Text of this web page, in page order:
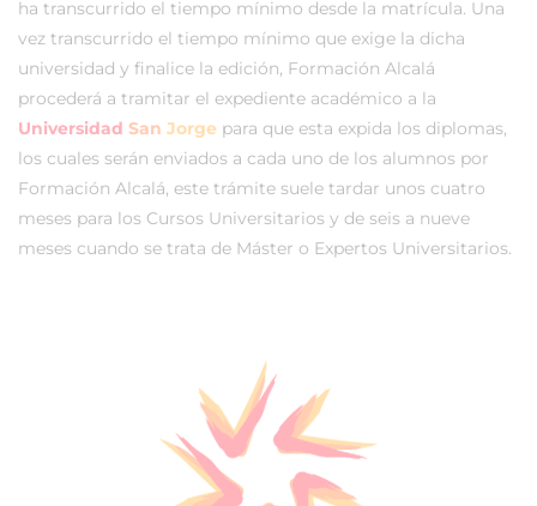
ha transcurrido el tiempo mínimo desde la matrícula. Una
vez transcurrido el tiempo mínimo que exige la dicha
universidad y finalice la edición, Formación Alcalá
procederá a tramitar el expediente académico a la
Universidad San Jorge para que esta expida los diplomas,
los cuales serán enviados a cada uno de los alumnos por
Formación Alcalá, este trámite suele tardar unos cuatro
meses para los Cursos Universitarios y de seis a nueve
meses cuando se trata de Máster o Expertos Universitarios.